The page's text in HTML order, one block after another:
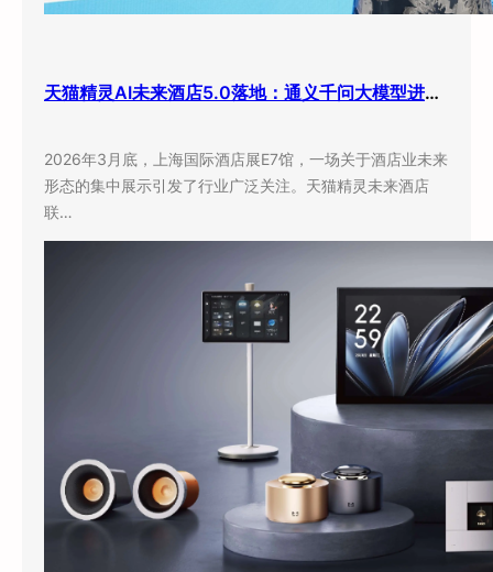
天猫精灵AI未来酒店5.0落地：通义千问大模型进驻客房，酒店业迎来”数字员工”时代
2026年3月底，上海国际酒店展E7馆，一场关于酒店业未来
形态的集中展示引发了行业广泛关注。天猫精灵未来酒店
联…